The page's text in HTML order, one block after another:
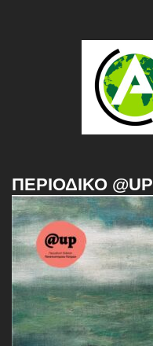
ΠΕΡΙΟΔΙΚΌ @UP